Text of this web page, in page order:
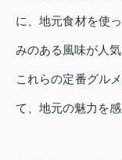
に、地元食材を使
みのある風味が人気
これらの定番グル
て、地元の魅力を